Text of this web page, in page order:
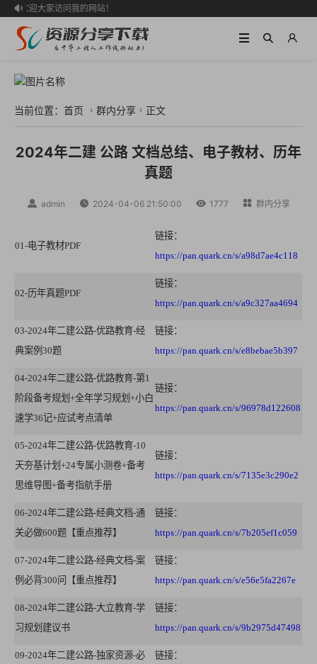

欢迎大家访问我的网站！
当前位置： 首页  群内分享  正文
2024年二建 公路 文档总结、电子教材、历年
真题
 admin  2024-04-06 21:50:00  1777  群内分享
01-电子教材PDF
链接：
https://pan.quark.cn/s/a98d7ae4c118
02-历年真题PDF
链接：
https://pan.quark.cn/s/a9c327aa4694
03-2024年二建公路-优路教育-经
典案例30题
链接：
https://pan.quark.cn/s/e8bebae5b397
04-2024年二建公路-优路教育-第1
阶段备考规划+全年学习规划+小白
速学36记+应试考点清单
链接：
https://pan.quark.cn/s/96978d122608
05-2024年二建公路-优路教育-10
天夯基计划+24专属小测卷+备考
思维导图+备考指航手册
链接：
https://pan.quark.cn/s/7135e3c290e2
06-2024年二建公路-经典文档-通
关必做600题【重点推荐】
链接：
https://pan.quark.cn/s/7b205ef1c059
07-2024年二建公路-经典文档-案
例必背300问【重点推荐】
链接：
https://pan.quark.cn/s/e56e5fa2267e
08-2024年二建公路-大立教育-学
习规划建议书
链接：
https://pan.quark.cn/s/9b2975d47498
09-2024年二建公路-独家资源-必
链接：